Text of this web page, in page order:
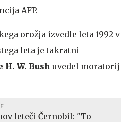
AFP.
orožja izvedle leta 1992 v
leta je takratni
H. W. Bush uvedel moratorij
leteči Černobil: "To